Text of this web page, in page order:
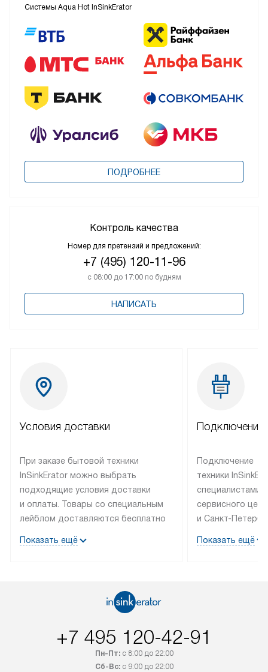
Системы Aqua Hot InSinkErator
ПОДРОБНЕЕ
Контроль качества
Номер для претензий и предложений:
+7 (495) 120-11-96
с 08:00 до 17:00 по будням
НАПИСАТЬ
Условия доставки
При заказе бытовой техники
InSinkErator можно выбрать
подходящие условия доставки
и оплаты. Товары со специальным
лейблом доставляются бесплатно
до подъезда, выезд за МКАД
быть отгружен покупателю
в течение трех дней. Доставка
регионы осуществляется через
транспортную компанию. После
100% предоплаты наша компания
Показать ещё
Подключение
Подключение
техники
специалистами
сервисного
и Санкт-
подключается
подключения к
Показать ещё
+7 495 120-42-91
Пн-Пт:с 8:00 до 22:00
Сб-Вс:с 9:00 до 22:00